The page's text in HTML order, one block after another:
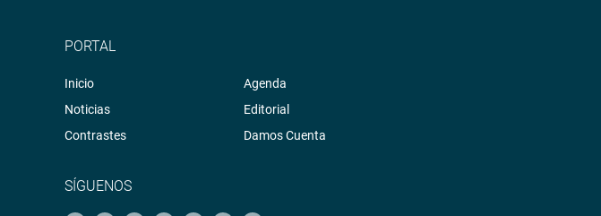
PORTAL
Inicio
Noticias
Contrastes
Agenda
Editorial
Damos Cuenta
SÍGUENOS